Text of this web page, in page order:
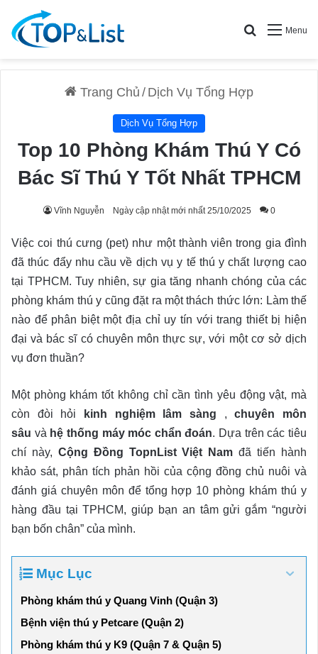
Menu
Search for
Trang Chủ / Dịch Vụ Tổng Hợp
Dịch Vụ Tổng Hợp
Top 10 Phòng Khám Thú Y Có
Bác Sĩ Thú Y Tốt Nhất TPHCM
Vĩnh Nguyễn Ngày cập nhật mới nhất 25/10/2025 0
Việc coi thú cưng (pet) như một thành viên trong gia đình
đã thúc đẩy nhu cầu về dịch vụ y tế thú y chất lượng cao
tại TPHCM. Tuy nhiên, sự gia tăng nhanh chóng của các
phòng khám thú y cũng đặt ra một thách thức lớn: Làm thế
nào để phân biệt một địa chỉ uy tín với trang thiết bị hiện
đại và bác sĩ có chuyên môn thực sự, với một cơ sở dịch
vụ đơn thuần?
Một phòng khám tốt không chỉ cần tình yêu động vật, mà
còn đòi hỏi
kinh nghiệm lâm sàng ,chuyên môn
sâu và hệ thống máy móc chẩn đoán. Dựa trên các tiêu
chí này, Cộng Đồng TopnList Việt Nam đã tiến hành
khảo sát, phân tích phản hồi của cộng đồng chủ nuôi và
đánh giá chuyên môn để tổng hợp 10 phòng khám thú y
hàng đầu tại TPHCM, giúp bạn an tâm gửi gắm “người
bạn bốn chân” của mình.
Mục Lục
Phòng khám thú y Quang Vinh (Quận 3)
Bệnh viện thú y Petcare (Quận 2)
Phòng khám thú y K9 (Quận 7 & Quận 5)